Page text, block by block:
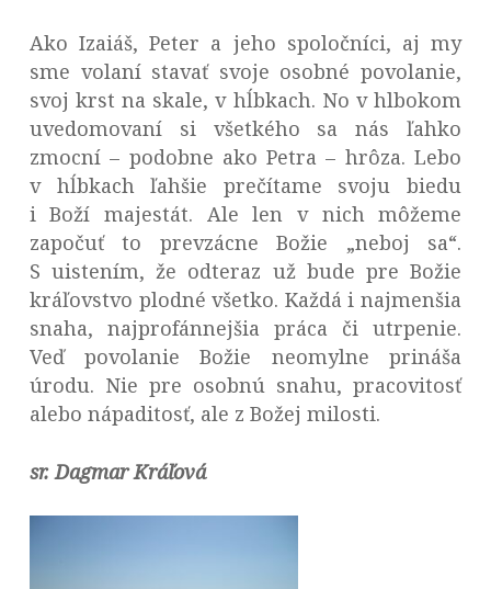
Ako Izaiáš, Peter a jeho spoločníci, aj my
sme volaní stavať svoje osobné povolanie,
svoj krst na skale, v hĺbkach. No v hlbokom
uvedomovaní si všetkého sa nás ľahko
zmocní – podobne ako Petra – hrôza. Lebo
v hĺbkach ľahšie prečítame svoju biedu
i Boží majestát. Ale len v nich môžeme
započuť to prevzácne Božie „neboj sa“.
S uistením, že odteraz už bude pre Božie
kráľovstvo plodné všetko. Každá i najmenšia
snaha, najprofánnejšia práca či utrpenie.
Veď povolanie Božie neomylne prináša
úrodu. Nie pre osobnú snahu, pracovitosť
alebo nápaditosť, ale z Božej milosti.
sr. Dagmar Kráľová